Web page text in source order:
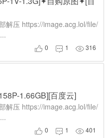
解压 https://image.acg.lol/file/
 0  1 316
1.66GB][百度云]
解压 https://image.acg.lol/file/
 0  1 401